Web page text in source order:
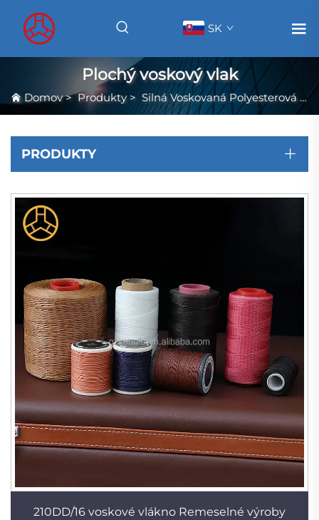
SK
Plochý voskový vlak
Domov>Produkty >Silná Voskovaná Polyesterová Nit
PRODUKTY
210DD/16 voskové vlákno Remeselné výroby